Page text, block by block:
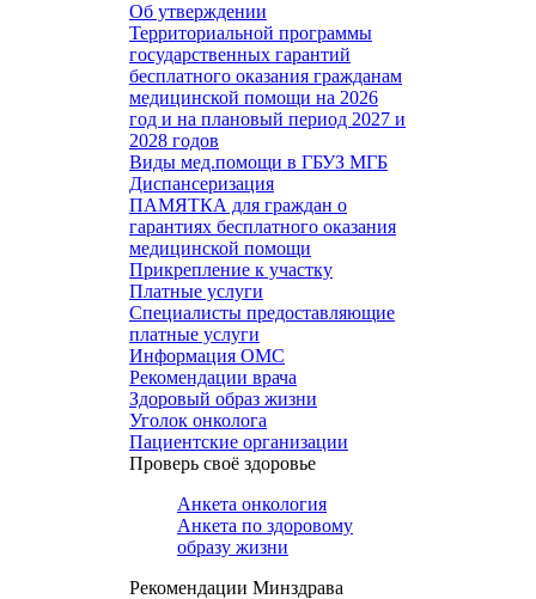
Об утверждении
Территориальной программы
государственных гарантий
бесплатного оказания гражданам
медицинской помощи на 2026
год и на плановый период 2027 и
2028 годов
Виды мед.помощи в ГБУЗ МГБ
Диспансеризация
ПАМЯТКА для граждан о
гарантиях бесплатного оказания
медицинской помощи
Прикрепление к участку
Платные услуги
Специалисты предоставляющие
платные услуги
Информация ОМС
Рекомендации врача
Здоровый образ жизни
Уголок онколога
Пациентские организации
Проверь своё здоровье
Анкета онкология
Анкета по здоровому
образу жизни
Рекомендации Минздрава